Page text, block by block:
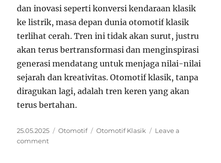
dan inovasi seperti konversi kendaraan klasik
ke listrik, masa depan dunia otomotif klasik
terlihat cerah. Tren ini tidak akan surut, justru
akan terus bertransformasi dan menginspirasi
generasi mendatang untuk menjaga nilai-nilai
sejarah dan kreativitas. Otomotif klasik, tanpa
diragukan lagi, adalah tren keren yang akan
terus bertahan.
Posted
on
25.05.2025 Categories
Otomotif Tags
Otomotif Klasik
Leave a
commenton